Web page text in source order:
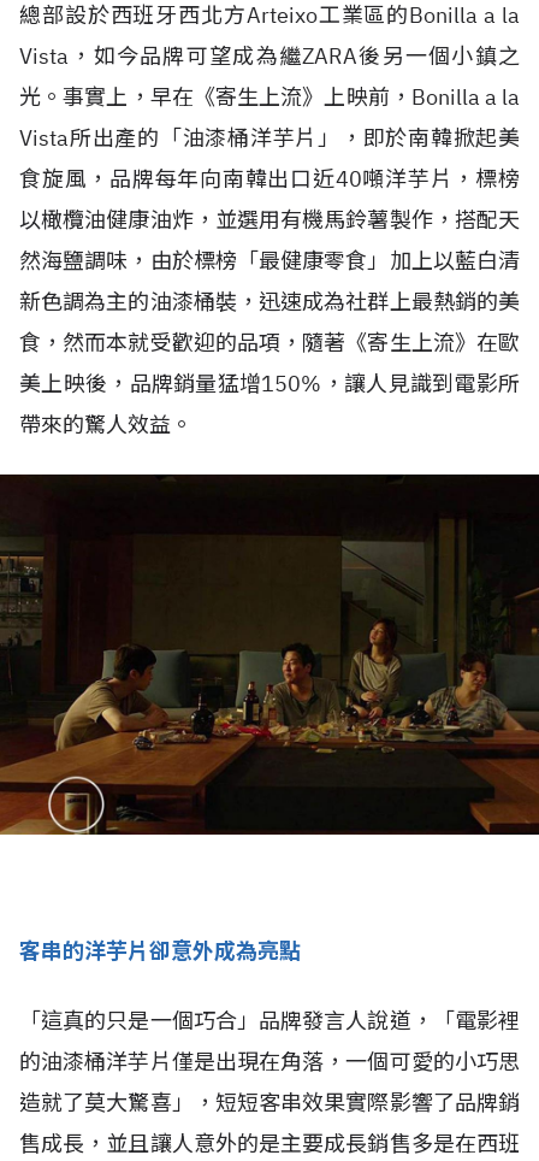
總部設於西班牙西北方Arteixo工業區的Bonilla a la
Vista，如今品牌可望成為繼ZARA後另一個小鎮之
光。事實上，早在《寄生上流》上映前，Bonilla a la
Vista所出產的「油漆桶洋芋片」，即於南韓掀起美
食旋風，品牌每年向南韓出口近40噸洋芋片，標榜
以橄欖油健康油炸，並選用有機馬鈴薯製作，搭配天
然海鹽調味，由於標榜「最健康零食」加上以藍白清
新色調為主的油漆桶裝，迅速成為社群上最熱銷的美
食，然而本就受歡迎的品項，隨著《寄生上流》在歐
美上映後，品牌銷量猛增150%，讓人見識到電影所
帶來的驚人效益。
客串的洋芋片卻意外成為亮點
「這真的只是一個巧合」品牌發言人說道，「電影裡
的油漆桶洋芋片僅是出現在角落，一個可愛的小巧思
造就了莫大驚喜」，短短客串效果實際影響了品牌銷
售成長，並且讓人意外的是主要成長銷售多是在西班